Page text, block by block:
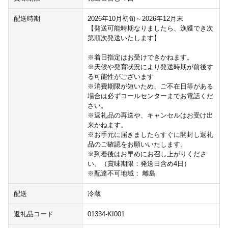
配送時期
2026年10月初旬～2026年12月末
【発送可能時期なりましたら、漁獲でき次
第順次発送いたします】
※着日指定はお受けできかねます。
※天候や発育状況により発送時期が前後す
る可能性がございます
※消費期限が短いため、ご不在日等がある
場合は必ずコールセンターまでお電話くだ
さい。
※返礼品の再送や、キャンセルはお受け出
来かねます。
※お手元に届きましたらすぐに開封し返礼
品のご確認をお願いいたします。
※到着後はお早めにお召し上がりくださ
い。（賞味期限：発送日含め4日）
※配達不可地域： 離島
配送 冷蔵
返礼品コード 01334-KI001